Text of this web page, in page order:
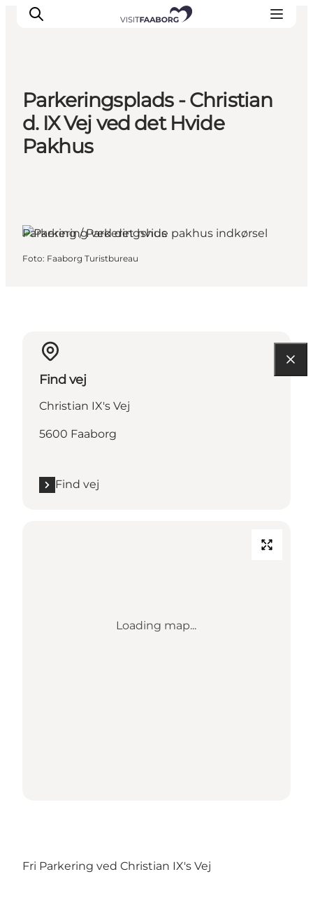
Overnatning
Spisesteder
Oplevelser
Parkeringsplads - Christian
d. IX Vej ved det Hvide
Pakhus
Parkering / Parkeringshus
Foto: Faaborg Turistbureau
Find vej
Christian IX's Vej
5600 Faaborg
Find vej
Loading map...
Fri Parkering ved Christian IX's Vej